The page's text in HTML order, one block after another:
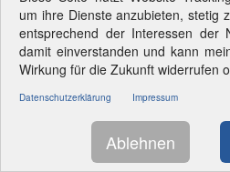
um ihre Dienste anzubieten, stetig
entsprechend der Interessen der
damit einverstanden und kann
Wirkung für die Zukunft widerrufen
Datenschutzerklärung Impressum
Ablehnen